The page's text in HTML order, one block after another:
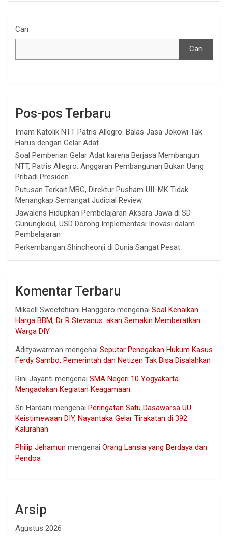
Cari
Cari
Pos-pos Terbaru
Imam Katolik NTT Patris Allegro: Balas Jasa Jokowi Tak
Harus dengan Gelar Adat
Soal Pemberian Gelar Adat karena Berjasa Membangun
NTT, Patris Allegro: Anggaran Pembangunan Bukan Uang
Pribadi Presiden
Putusan Terkait MBG, Direktur Pusham UII: MK Tidak
Menangkap Semangat Judicial Review
Jawalens Hidupkan Pembelajaran Aksara Jawa di SD
Gunungkidul, USD Dorong Implementasi Inovasi dalam
Pembelajaran
Perkembangan Shincheonji di Dunia Sangat Pesat
Komentar Terbaru
Mikaell Sweetdhiani Hanggoro mengenai Soal Kenaikan
Harga BBM, Dr R Stevanus: akan Semakin Memberatkan
Warga DIY
Adityawarman mengenai Seputar Penegakan Hukum Kasus
Ferdy Sambo, Pemerintah dan Netizen Tak Bisa Disalahkan
Rini Jayanti mengenai SMA Negeri 10 Yogyakarta
Mengadakan Kegiatan Keagamaan
Sri Hardani mengenai Peringatan Satu Dasawarsa UU
Keistimewaan DIY, Nayantaka Gelar Tirakatan di 392
Kalurahan
Philip Jehamun mengenai Orang Lansia yang Berdaya dan
Pendoa
Arsip
Agustus 2026